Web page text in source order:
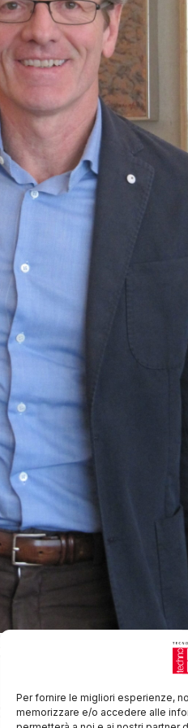
Per fornire le migliori esperienze,
memorizzare e/o accedere alle
soluzioni
aperto la
del team